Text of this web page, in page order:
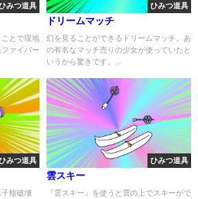
みつ道具
とで現地
ァイバー
ひみつ道具
ドリームマッチ
幻を見ることができるドリームマッチ。あ
の有名なマッチ売りの少女が使っていたと
いうから驚きです。...
みつ道具
核破壊
ひみつ道具
雲スキー
『雲スキー』を使うと雲の上でスキーがで